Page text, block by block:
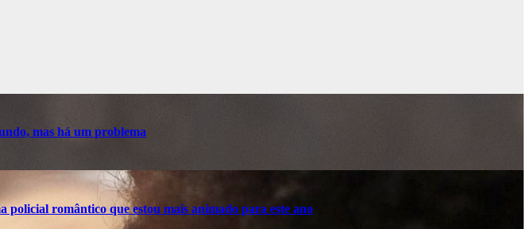
mas há um problema
romântico que estou mais animado para este ano